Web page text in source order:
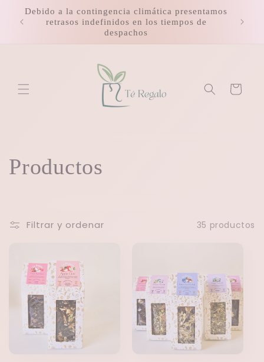
directamente
al contenido
Debido a la contingencia climática presentamos
retrasos indefinidos en los tiempos de
despachos
Carrito
C
l
Productos
Filtrar y ordenar 35 productos